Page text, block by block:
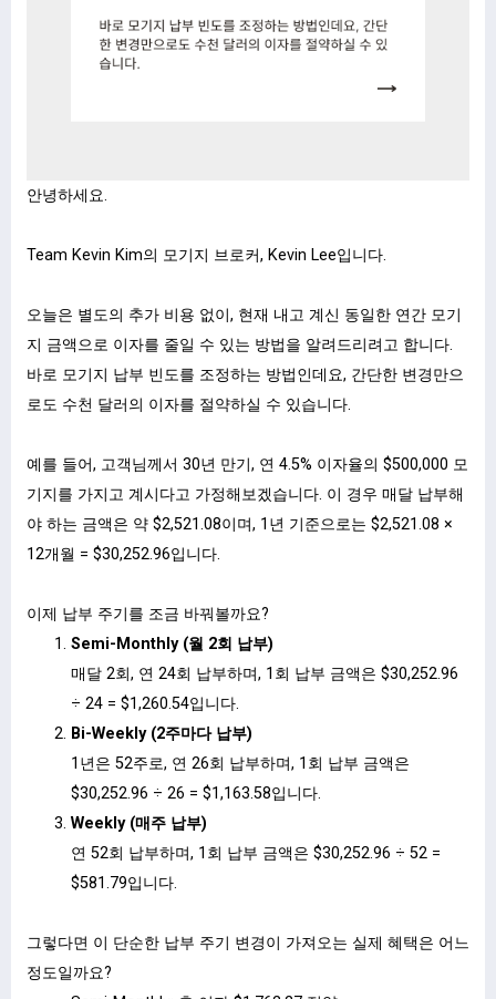
안녕하세요.
Team Kevin Kim의 모기지 브로커, Kevin Lee입니다.
오늘은 별도의 추가 비용 없이, 현재 내고 계신 동일한 연간 모기
지 금액으로 이자를 줄일 수 있는 방법을 알려드리려고 합니다.
바로 모기지 납부 빈도를 조정하는 방법인데요, 간단한 변경만으
로도 수천 달러의 이자를 절약하실 수 있습니다.
예를 들어, 고객님께서 30년 만기, 연 4.5% 이자율의 $500,000 모
기지를 가지고 계시다고 가정해보겠습니다. 이 경우 매달 납부해
야 하는 금액은 약 $2,521.08이며, 1년 기준으로는 $2,521.08 ×
12개월 = $30,252.96입니다.
이제 납부 주기를 조금 바꿔볼까요?
Semi-Monthly (월 2회 납부)
매달 2회, 연 24회 납부하며, 1회 납부 금액은 $30,252.96
÷ 24 = $1,260.54입니다.
Bi-Weekly (2주마다 납부)
1년은 52주로, 연 26회 납부하며, 1회 납부 금액은
$30,252.96 ÷ 26 = $1,163.58입니다.
Weekly (매주 납부)
연 52회 납부하며, 1회 납부 금액은 $30,252.96 ÷ 52 =
$581.79입니다.
그렇다면 이 단순한 납부 주기 변경이 가져오는 실제 혜택은 어느
정도일까요?